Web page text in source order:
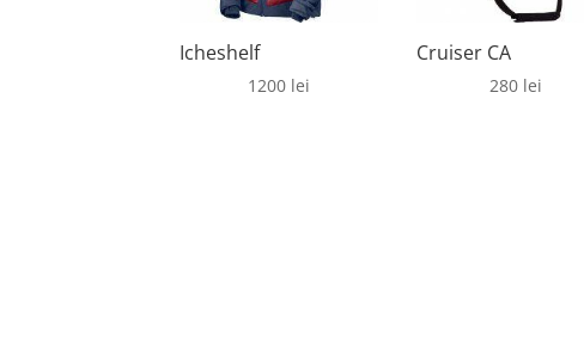
Icheshelf
1200 lei
Cruiser CA
280 lei